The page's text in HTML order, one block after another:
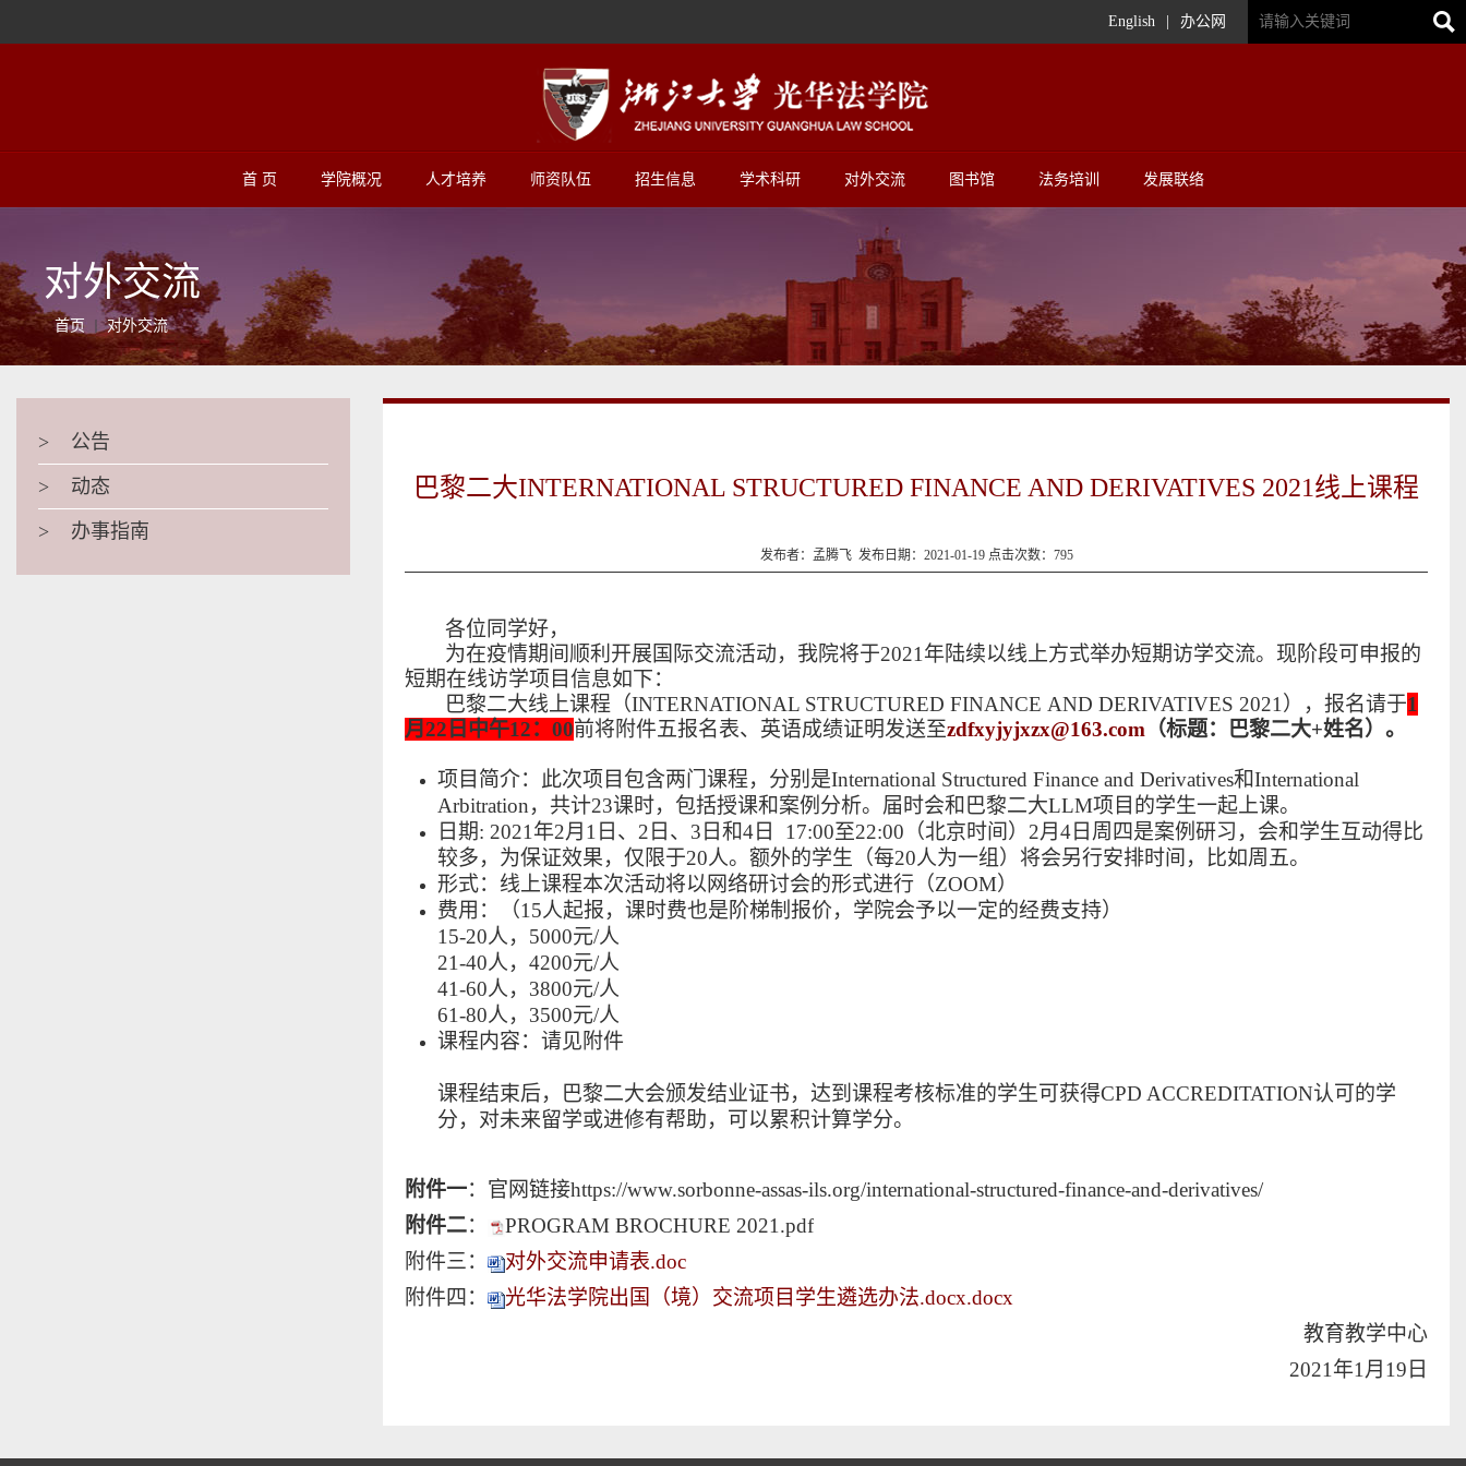
English 办公网
首 页 学院概况 人才培养 师资队伍 招生信息 学术科研 对外交流 图书馆 法务培训 发展联络
对外交流
首页 对外交流
> 公告
> 动态
> 办事指南
巴黎二大INTERNATIONAL STRUCTURED FINANCE AND DERIVATIVES 2021线上课程
发布者：孟腾飞 发布日期：2021-01-19 点击次数： 795
各位同学好，
为在疫情期间顺利开展国际交流活动，我院将于2021年陆续以线上方式举办短期访学交流。现阶段可申报的
短期在线访学项目信息如下：
巴黎二大线上课程（INTERNATIONAL STRUCTURED FINANCE AND DERIVATIVES 2021 ）， 报名请于1
月22 日 中午12： 00前将附件五报名表、英语成绩证明发送至zdfxyjyjxzx@163.com （标题： 巴黎二大+姓名）。
项目简介：此次项目包含两门课程，分别是International Structured Finance and Derivatives和International
Arbitration，共计23课时，包括授课和案例分析。届时会和巴黎二大LLM项目的学生一起上课。
日期: 2021年2月1日、2日、3日和4日 17:00至22:00 （北京时间 ） 2月4日周四是案例研习，会和学生互动得比
较多，为保证效果，仅限于20人。额外的学生（每20人为一组）将会另行安排时间，比如周五。
形式： 线上课程本次活动将以网络研讨会的形式进行 （ZOOM）
费用 ：（15人起报，课时费也是阶梯制报价，学院会予以一定的经费支持）
15-20人，5000元/人
21-40人，4200元/人
41-60人，3800元/人
61-80人，3500元/人
课程内容：请见附件
课程结束后，巴黎二大会颁发结业证书，达到课程考核标准的学生可获得CPD ACCREDITATION认可的学
分，对未来留学或进修有帮助，可以累积计算学分。
附件一：官网链接https://www.sorbonne-assas-ils.org/international-structured-finance-and-derivatives/
附件二：
PROGRAM BROCHURE 2021.pdf
附件三：
对外交流申请表.doc
附件四：
光华法学院出国（境）交流项目学生遴选办法.docx.docx
教育教学中心
2021年1月19日